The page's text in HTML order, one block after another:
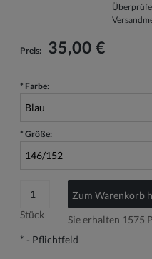
Der Preis beinhaltet keine
Preis: 35,00 €
* Farbe:
* Größe:
Stück
Zum Warenkorb
Sie erhalten 1575
* - Pflichtfeld